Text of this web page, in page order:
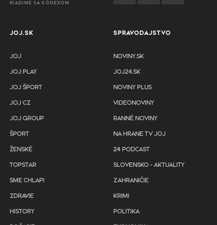
RIADIME SA KÓDEXOM
JOJ.SK
JOJ
JOJ PLAY
JOJ ŠPORT
JOJ CZ
JOJ GROUP
ŠPORT
ŽENSKÉ
TOPSTAR
SME CHLAPI
ZDRAVIE
HISTORY
SPRAVODAJSTVO
NOVINY.SK
JOJ24.SK
NOVINY PLUS
VIDEONOVINY
RANNÉ NOVINY
NA HRANE TV JOJ
24 PODCAST
SLOVENSKO - AKTUALITY
ZAHRANIČIE
KRIMI
POLITIKA